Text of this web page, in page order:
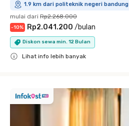
1.9 km dari politeknik negeri bandung
mulai dari Rp2.268.000
-10% Rp2.041.200 /bulan
Diskon sewa min. 12 Bulan
Lihat info lebih banyak